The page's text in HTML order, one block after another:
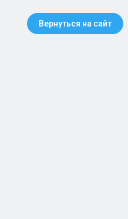
Вернуться на сайт